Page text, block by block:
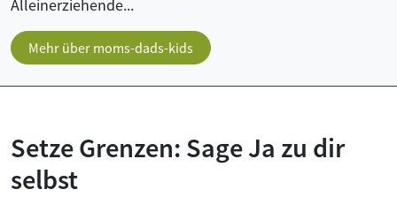
Alleinerziehende...
Mehr über moms-dads-kids
Setze Grenzen: Sage Ja zu dir
selbst